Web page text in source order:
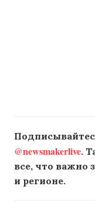
@newsmakerlive.
все, что важно
и регионе.